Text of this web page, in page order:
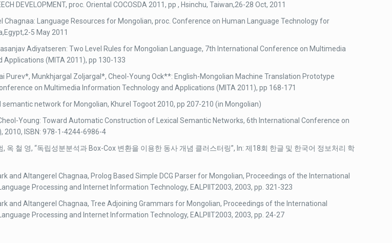
DEVELOPMENT, proc. Oriental COCOSDA 2011, pp , Hsinchu, Taiwan,26-28 Oct, 2011
Chagnaa: Language Resources for Mongolian, proc. Conference on Human Language Technology for
5 May 2011
Adiyatseren: Two Level Rules for Mongolian Language, 7th International Conference on Multimedia
Applications (MITA 2011), pp 130-133
Purev*, Munkhjargal Zoljargal*, Cheol-Young Ock**: English-Mongolian Machine Translation Prototype
on Multimedia Information Technology and Applications (MITA 2011), pp 168-171
semantic network for Mongolian, Khurel Togoot 2010, pp 207-210 (in Mongolian)
Young: Toward Automatic Construction of Lexical Semantic Networks, 6th International Conference on
2010, ISBN: 978-1-4244-6986-4
옥 철 영, “독립성분분석과 Box-Cox 변환을 이용한 동사 개념 클러스터링”, In: 제18회 한글 및 한국어 정보처리 학
and Altangerel Chagnaa, Prolog Based Simple DCG Parser for Mongolian, Proceedings of the International
Processing and Internet Information Technology, EALPIIT2003, 2003, pp. 321-323
and Altangerel Chagnaa, Tree Adjoining Grammars for Mongolian, Proceedings of the International
Processing and Internet Information Technology, EALPIIT2003, 2003, pp. 24-27